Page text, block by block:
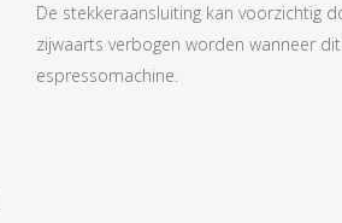
De stekkeraansluiting kan voorzichtig
zijwaarts verbogen worden wanneer
espressomachine.